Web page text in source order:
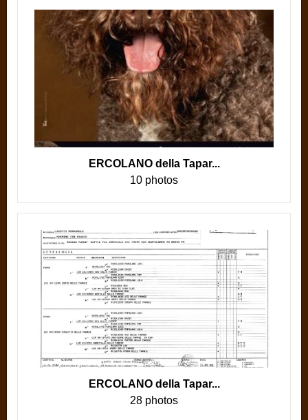
ERCOLANO della Tapar...
10 photos
ERCOLANO della Tapar...
28 photos